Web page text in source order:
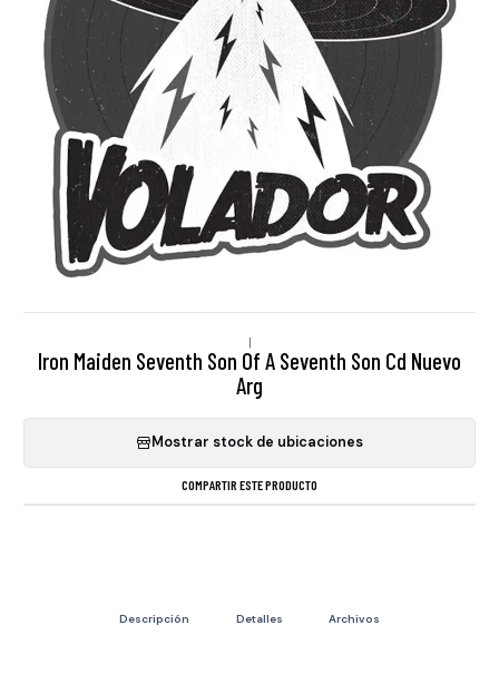
|
Iron Maiden Seventh Son Of A Seventh Son Cd Nuevo
Arg
Mostrar stock de ubicaciones
COMPARTIR ESTE PRODUCTO
Descripción Detalles Archivos